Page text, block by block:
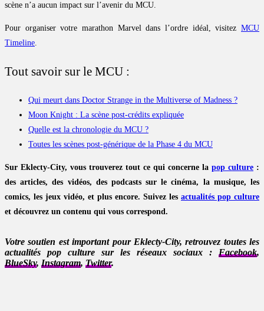
scène n’a aucun impact sur l’avenir du MCU.
Pour organiser votre marathon Marvel dans l’ordre idéal, visitez MCU
Timeline.
Tout savoir sur le MCU :
Qui meurt dans Doctor Strange in the Multiverse of Madness ?
Moon Knight : La scène post-crédits expliquée
Quelle est la chronologie du MCU ?
Toutes les scènes post-générique de la Phase 4 du MCU
Sur Eklecty-City, vous trouverez tout ce qui concerne la pop culture :
des articles, des vidéos, des podcasts sur le cinéma, la musique, les
comics, les jeux vidéo, et plus encore. Suivez les actualités pop culture
et découvrez un contenu qui vous correspond.
Votre soutien est important pour Eklecty-City, retrouvez toutes les
actualités pop culture sur les réseaux sociaux : Facebook,
BlueSky, Instagram, Twitter.